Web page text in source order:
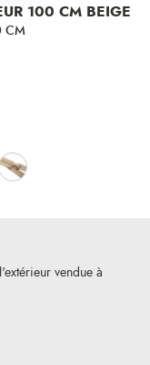
100 CM BEIGE
CM
vendue à